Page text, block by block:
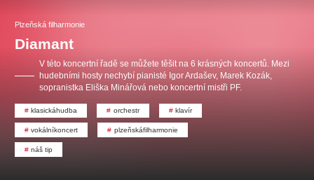
Pro děti
Plzeňská filharmonie
Diamant
V této koncertní řadě se můžete těšit na 6 krásných koncertů. Mezi
hudebními hosty nechybí pianisté Igor Ardašev, Marek Kozák,
sopranistka Eliška Minářová nebo koncertní mistři PF.
klasickáhudba orchestr klavír
vokálníkoncert plzeňskáfilharmonie
náš tip
JARO EVENT s.r.o.
kancelář
Ostatní hledají
Nejnavštěvovanější